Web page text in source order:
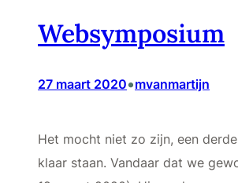
Websymposium
27 maart 2020•mvanmartijn
Het mocht niet zo zijn, een
klaar staan. Vandaar dat we